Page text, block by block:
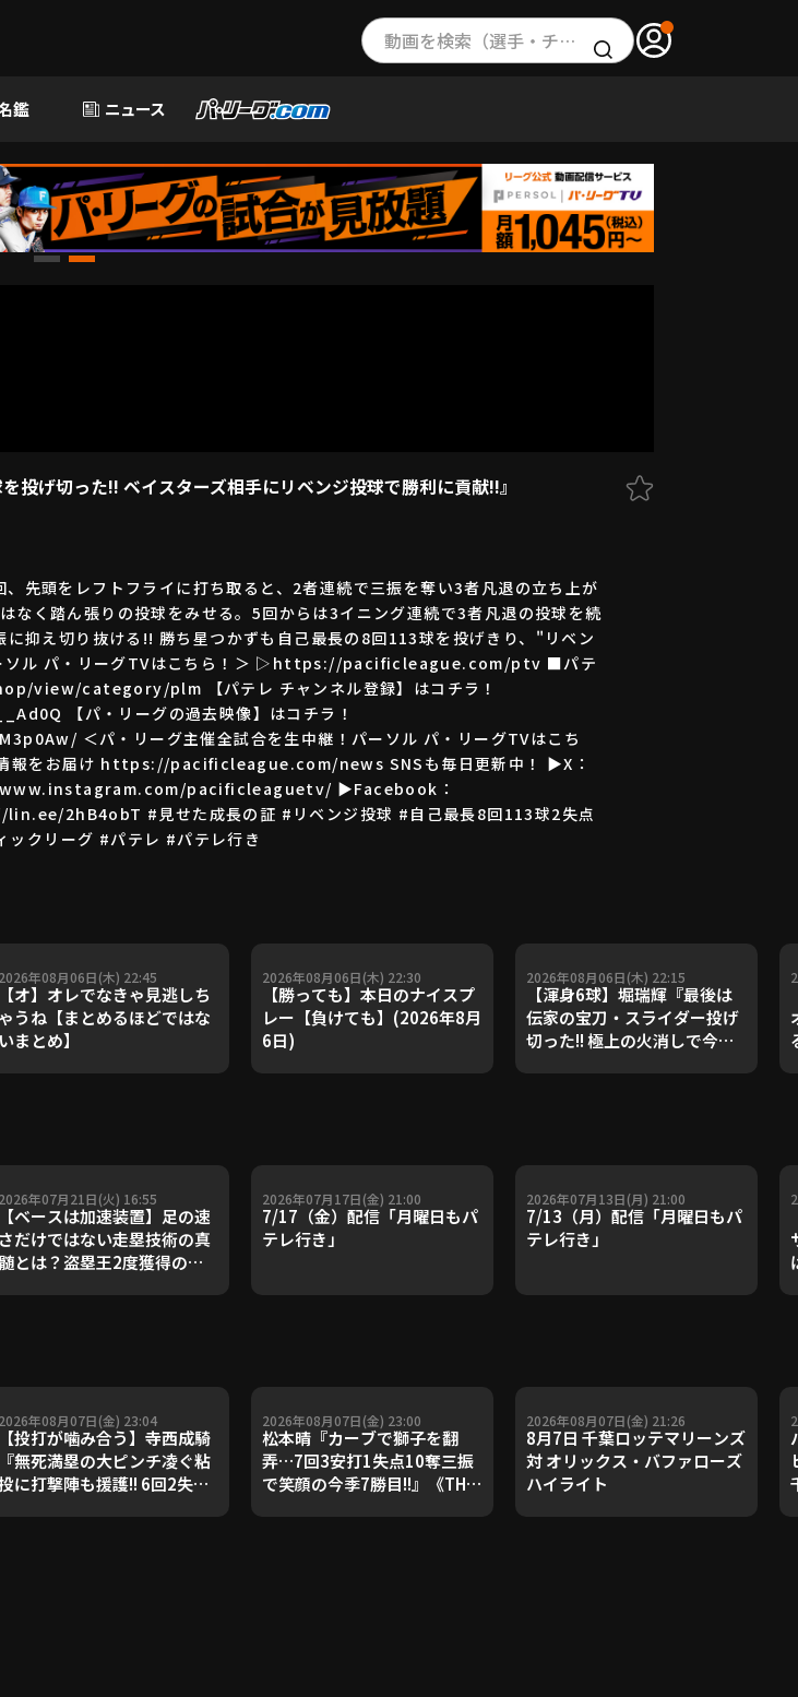
動画を検索（選手・チーム・プレー内容…）
鑑 ニュース
投げ切った!! ベイスターズ相手にリベンジ投球で勝利に貢献!!』
先頭をレフトフライに打ち取ると、2者連続で三振を奪い3者凡退の立ち上が
なく踏ん張りの投球をみせる。5回からは3イニング連続で3者凡退の投球を続
抑え切り抜ける!! 勝ち星つかずも自己最長の8回113球を投げきり、"リベン
ーソル パ・リーグTVはこちら！＞ ▷https://pacificleague.com/ptv ■パテ
view/category/plm 【パテレ チャンネル登録】はコチラ！
【パ・リーグの過去映像】はコチラ！
＜パ・リーグ主催全試合を生中継！パーソル パ・リーグTVはこち
をお届け https://pacificleague.com/news SNSも毎日更新中！ ▶X：
pacificleaguetv/ ▶Facebook：
#見せた成長の証 #リベンジ投球 #自己最長8回113球2失点
クリーグ #パテレ #パテレ行き
2026年08月06日(木) 22:45
【オ】オレでなきゃ見逃しち
ゃうね【まとめるほどではな
いまとめ】
2026年08月06日(木) 22:30
【勝っても】本日のナイスプ
レー【負けても】(2026年8月
6日)
2026年08月06日(木) 22:15
【渾身6球】堀瑞輝『最後は
伝家の宝刀・スライダー投げ
切った!! 極上の火消しで今季3
2026年07月21日(火) 16:55
【ベースは加速装置】足の速
さだけではない走塁技術の真
髄とは？盗塁王2度獲得の金
2026年07月17日(金) 21:00
7/17（金）配信「月曜日もパ
テレ行き」
2026年07月13日(月) 21:00
7/13（月）配信「月曜日もパ
テレ行き」
2026年08月07日(金) 23:04
【投打が噛み合う】寺西成騎
『無死満塁の大ピンチ凌ぐ粘
に打撃陣も援護!! 6回2失点
2026年08月07日(金) 23:00
松本晴『カーブで獅子を翻
弄…7回3安打1失点10奪三振
で笑顔の今季7勝目!!』《THE
2026年08月07日(金) 21:26
8月7日 千葉ロッテマリーンズ
対 オリックス・バファローズ
ハイライト